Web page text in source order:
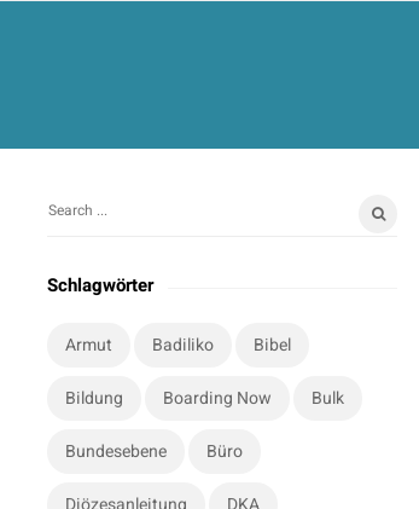
S
t
S
a
Schlagwörter
Armut Badiliko Bibel
Bildung Boarding Now Bulk
Bundesebene Büro